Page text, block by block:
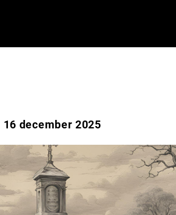
16 december 2025